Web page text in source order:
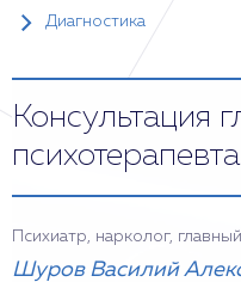
Диагностика
Консультация
психотерапевта
Психиатр, нарколог,
Шуров Василий